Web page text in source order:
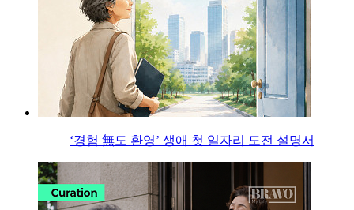
‘경험 無도 환영’ 생애 첫 일자리 도전 설명서